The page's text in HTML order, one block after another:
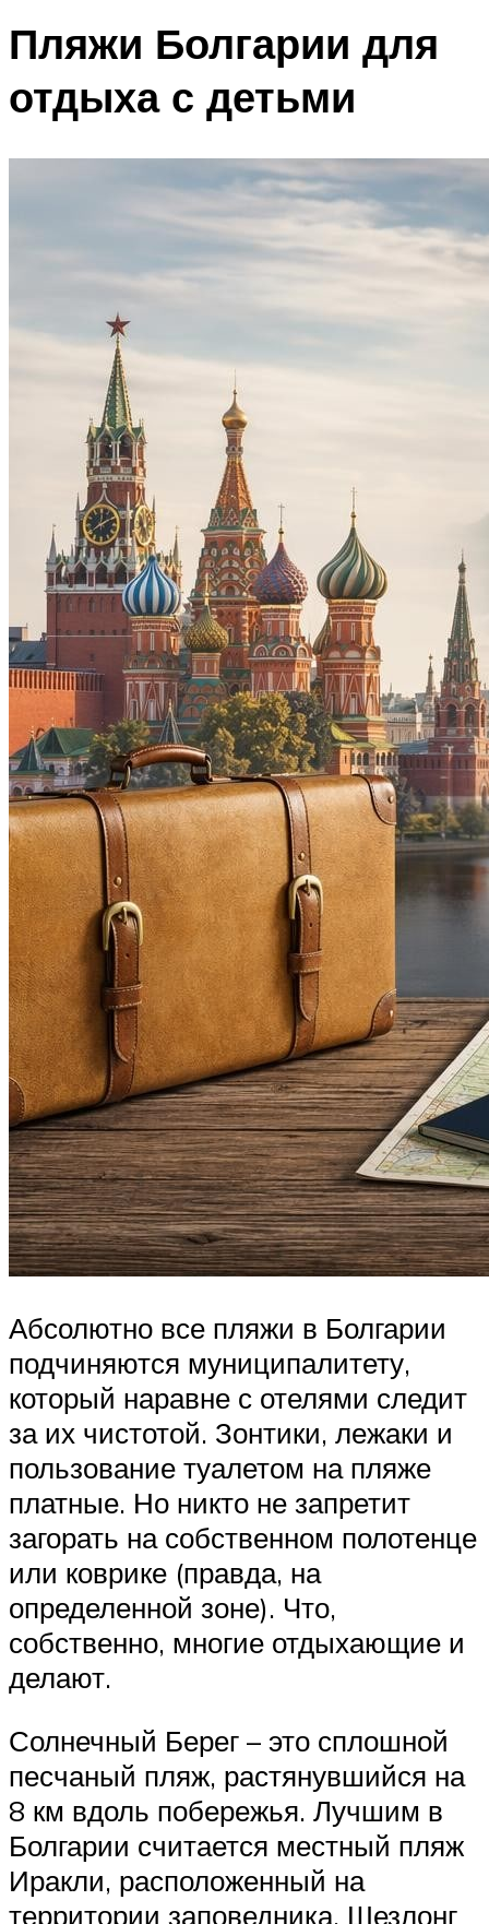
Пляжи Болгарии для
отдыха с детьми
Абсолютно все пляжи в Болгарии
подчиняются муниципалитету,
который наравне с отелями следит
за их чистотой. Зонтики, лежаки и
пользование туалетом на пляже
платные. Но никто не запретит
загорать на собственном полотенце
или коврике (правда, на
определенной зоне). Что,
собственно, многие отдыхающие и
делают.
Солнечный Берег – это сплошной
песчаный пляж, растянувшийся на
8 км вдоль побережья. Лучшим в
Болгарии считается местный пляж
Иракли, расположенный на
территории заповедника. Шезлонг